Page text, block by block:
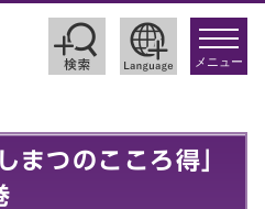
toggle
メニュー
まつのこころ得」